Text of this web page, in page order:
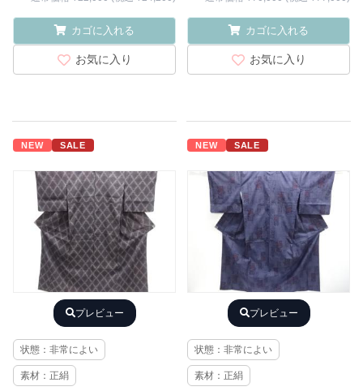
カゴに入れる
お気に入り
カゴに入れる
お気に入り
NEW SALE
プレビュー
状態：非常によい
素材：正絹
NEW SALE
プレビュー
状態：非常によい
素材：正絹